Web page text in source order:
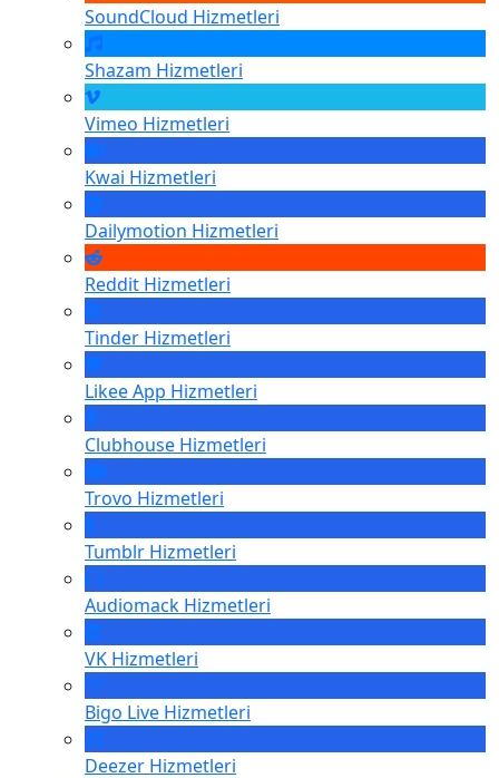
SoundCloud Hizmetleri
Shazam Hizmetleri
Vimeo Hizmetleri
Kwai Hizmetleri
Dailymotion Hizmetleri
Reddit Hizmetleri
Tinder Hizmetleri
Likee App Hizmetleri
Clubhouse Hizmetleri
Trovo Hizmetleri
Tumblr Hizmetleri
Audiomack Hizmetleri
VK Hizmetleri
Bigo Live Hizmetleri
Deezer Hizmetleri